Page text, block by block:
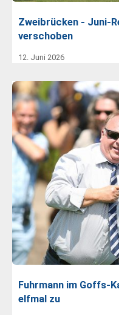
Zweibrücken - Juni-
verschoben
12. Juni 2026
Fuhrmann im Goffs-
elfmal zu